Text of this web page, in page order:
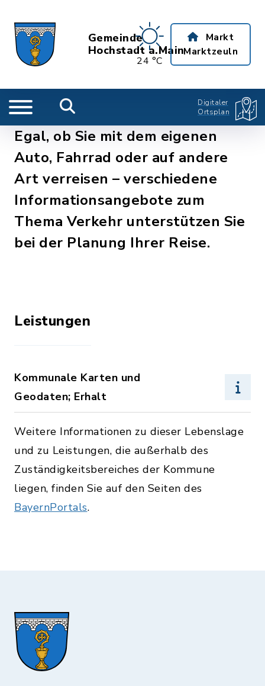
Gemeinde
Hochstadt a.Main
24 °C
Markt
Marktzeuln
Digitaler
Ortsplan
Egal, ob Sie mit dem eigenen
Auto, Fahrrad oder auf andere
Art verreisen – verschiedene
Informationsangebote zum
Thema Verkehr unterstützen Sie
bei der Planung Ihrer Reise.
Leistungen
Kommunale Karten und
Geodaten; Erhalt
Weitere Informationen zu dieser Lebenslage
und zu Leistungen, die außerhalb des
Zuständigkeitsbereiches der Kommune
liegen, finden Sie auf den Seiten des
BayernPortals.